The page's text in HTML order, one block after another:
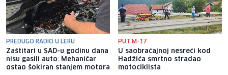
PREDUGO RADIO U LERU
Zaštitari u SAD-u godinu dana
nisu gasili auto: Mehaničar
ostao šokiran stanjem motora
PUT M-17
U saobraćajnoj nesreći kod
Hadžića smrtno stradao
motociklista